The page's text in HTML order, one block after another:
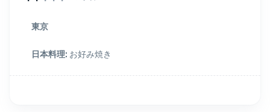
東京
日本料理: お好み焼き